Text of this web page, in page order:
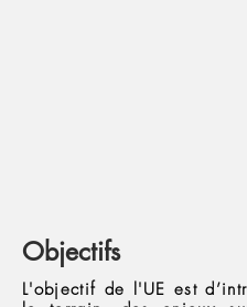
Objectifs
L'objectif de l'UE est